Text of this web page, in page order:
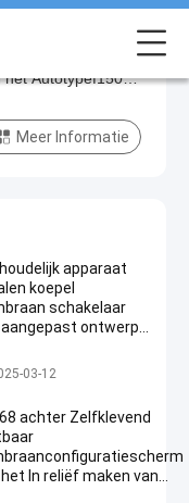
de
Autotypef150
Meer Informatie
apparaat
koepel
schakelaar
ontwerp
van
03-12
achter Zelfklevend
In reliëf maken van